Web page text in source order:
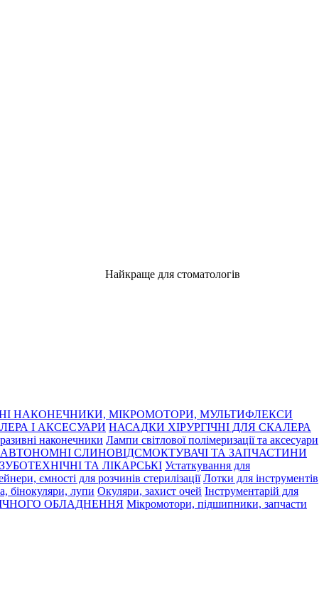
Найкраще для стоматологів
НАКОНЕЧНИКИ, МІКРОМОТОРИ, МУЛЬТИФЛЕКСИ
І АКСЕСУАРИ НАСАДКИ ХІРУРГІЧНІ ДЛЯ СКАЛЕРА
наконечники Лампи світлової полімеризації та аксесуари
АВТОНОМНІ СЛИНОВІДСМОКТУВАЧІ ТА ЗАПЧАСТИНИ
ТА ЛІКАРСЬКІ Устаткування для
ємності для розчинів стерилізації Лотки для інструментів
бінокуляри, лупи Окуляри, захист очей Інструментарій для
ОБЛАДНЕННЯ Мікромотори, підшипники, запчасти